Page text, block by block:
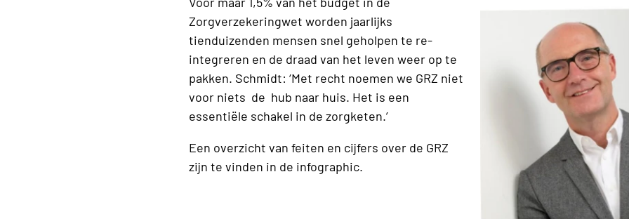
Zorgverzekeringwet worden jaarlijks
tienduizenden mensen snel geholpen te re-
integreren en de draad van het leven weer op te
pakken. Schmidt: ‘Met recht noemen we GRZ niet
voor niets de hub naar huis. Het is een
essentiële schakel in de zorgketen.’
Een overzicht van feiten en cijfers over de GRZ
zijn te vinden in de infographic.